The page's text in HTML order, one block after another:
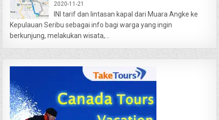
2020-11-21
INI tarif dan lintasan kapal dari Muara Angke ke
Kepulauan Seribu sebagai info bagi warga yang ingin
berkunjung, melakukan wisata,...